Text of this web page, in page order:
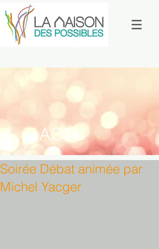
ACTU
Soirée Débat animée par
Michel Yacger